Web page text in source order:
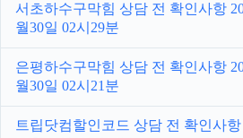
서초하수구막힘 상담 전 확인사항
월30일 02시29분
은평하수구막힘 상담 전 확인사항
월30일 02시21분
트립닷컴할인코드 상담 전 확인사항